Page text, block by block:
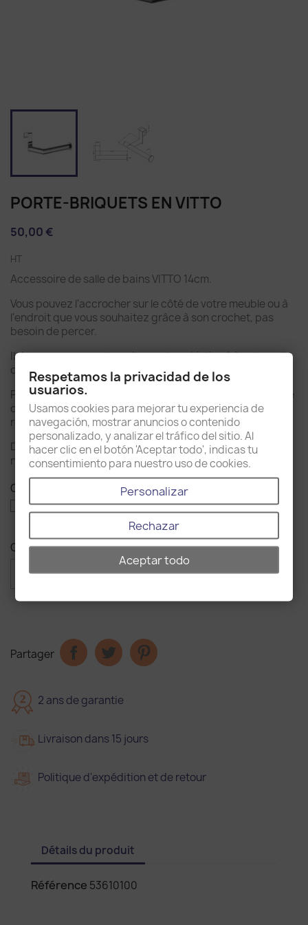
PORTE-BRIQUETS EN VITTO
50,00 €
HT
Accessoire de salle de bains VITTO 14cm.
Vous pouvez l'accrocher sur le côté de votre meuble ou à
l'endroit que vous souhaitez grâce à son crochet, pas
besoin de percer.
Il donnera un aspect moderne et sophistiqué à votre salle
de bains grâce à ses petits détails ronds.
Pour obtenir ce look total, vous pouvez décorer votre salle
de bains ou vos toilettes en combinant ce produit avec le
reste des accessoires de la collection.
Disponible en finition chromée brillante, blanche mate et
noire mate.
Couleur : Chrome
BlancNoir Chrome
Quantité
 AJOUTER AU PANIER favorite_border
Partager
2 2 ans de garantie
Livraison dans 15 jours
Politique d'expédition et de retour
Détails du produit
Référence 53610100
Respetamos la privacidad de los
usuarios.
Usamos cookies para mejorar tu experiencia de
navegación, mostrar anuncios o contenido
personalizado, y analizar el tráfico del sitio. Al
hacer clic en el botón 'Aceptar todo', indicas tu
consentimiento para nuestro uso de cookies.
Personalizar
Rechazar
Aceptar todo